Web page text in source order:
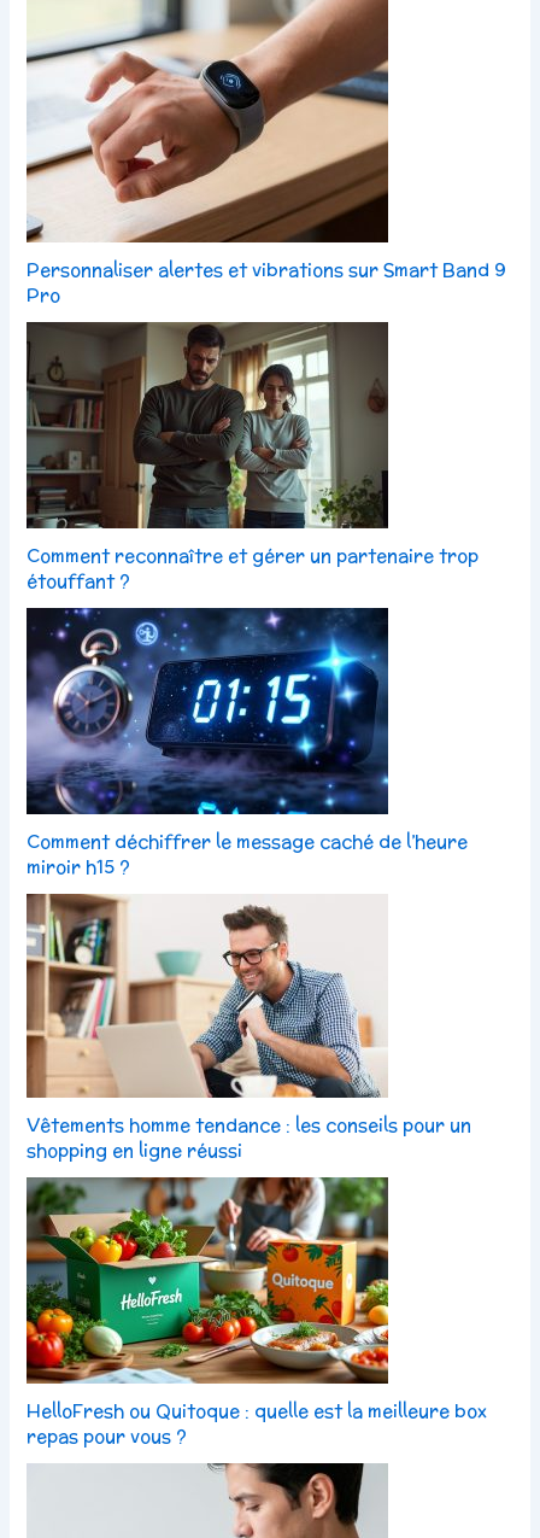
Personnaliser alertes et vibrations sur Smart Band 9
Pro
Comment reconnaître et gérer un partenaire trop
étouffant ?
Comment déchiffrer le message caché de l’heure
miroir h15 ?
Vêtements homme tendance : les conseils pour un
shopping en ligne réussi
HelloFresh ou Quitoque : quelle est la meilleure box
repas pour vous ?